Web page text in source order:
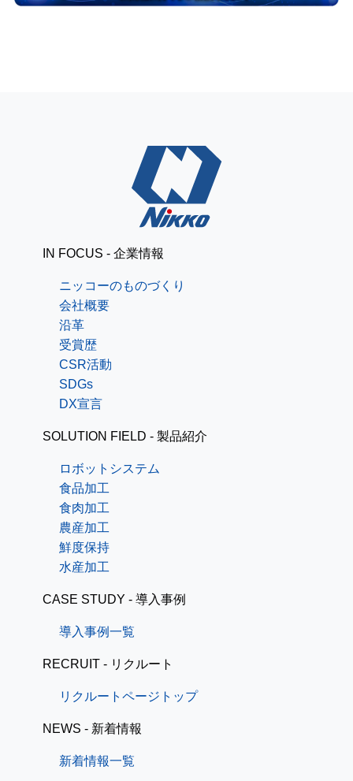
IN FOCUS - 企業情報
ニッコーのものづくり
会社概要
沿革
受賞歴
CSR活動
SDGs
DX宣言
SOLUTION FIELD - 製品紹介
ロボットシステム
食品加工
食肉加工
農産加工
鮮度保持
水産加工
CASE STUDY - 導入事例
導入事例一覧
RECRUIT - リクルート
リクルートページトップ
NEWS - 新着情報
新着情報一覧